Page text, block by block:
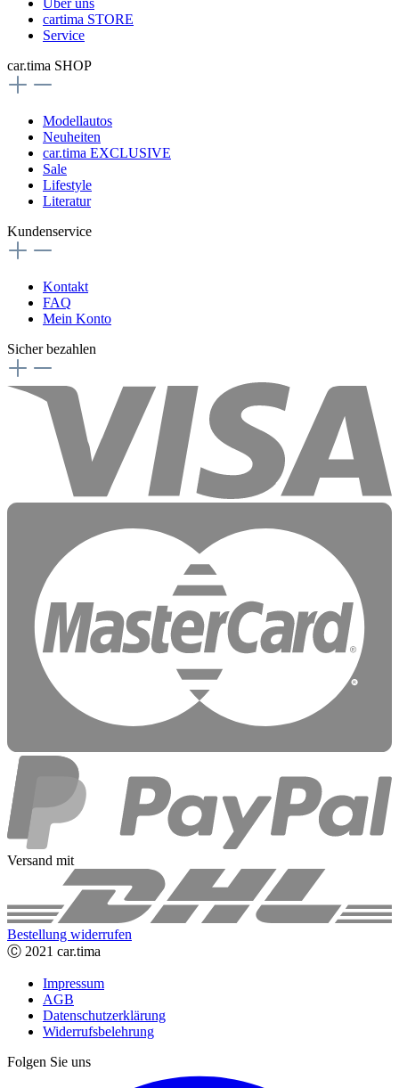
Über uns
cartima STORE
Service
car.tima SHOP
Modellautos
Neuheiten
car.tima EXCLUSIVE
Sale
Lifestyle
Literatur
Kundenservice
Kontakt
FAQ
Mein Konto
Sicher bezahlen
Versand mit
Bestellung widerrufen
Ⓒ 2021 car.tima
Impressum
AGB
Datenschutzerklärung
Widerrufsbelehrung
Folgen Sie uns